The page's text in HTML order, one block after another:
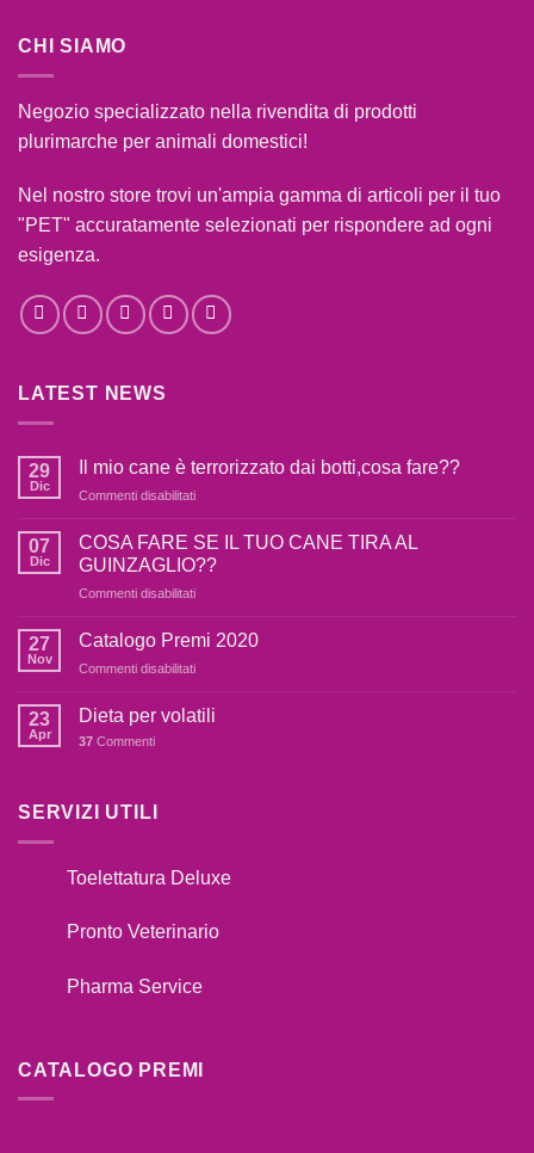
CHI SIAMO
Negozio specializzato nella rivendita di prodotti
plurimarche per animali domestici!
Nel nostro store trovi un'ampia gamma di articoli per il tuo
"PET" accuratamente selezionati per rispondere ad ogni
esigenza.
LATEST NEWS
29
Dic
Il mio cane è terrorizzato dai botti,cosa fare??
Commenti disabilitatisu
mio
cane
è
terrorizzato
botti,cosa
07
Dic
COSA FARE SE IL TUO CANE TIRA AL
GUINZAGLIO??
Commenti disabilitatisu
FARE
IL
CANE
27
Nov
Catalogo Premi 2020
Commenti disabilitatisu
Premi
23
Apr
Dieta per volatili
37 Commenti
SERVIZI UTILI
Toelettatura Deluxe
Pronto Veterinario
Pharma Service
CATALOGO PREMI